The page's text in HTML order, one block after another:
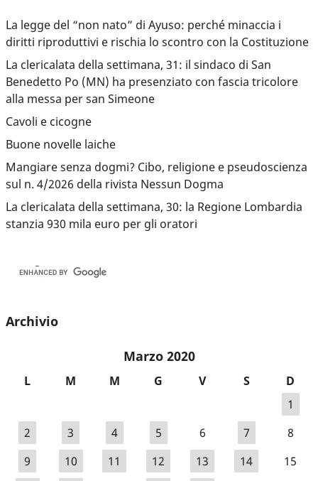
La legge del “non nato” di Ayuso: perché minaccia i
diritti riproduttivi e rischia lo scontro con la Costituzione
La clericalata della settimana, 31: il sindaco di San
Benedetto Po (MN) ha presenziato con fascia tricolore
alla messa per san Simeone
Cavoli e cicogne
Buone novelle laiche
Mangiare senza dogmi? Cibo, religione e pseudoscienza
sul n. 4/2026 della rivista Nessun Dogma
La clericalata della settimana, 30: la Regione Lombardia
stanzia 930 mila euro per gli oratori
Archivio
Marzo 2020
L M M G V S
D
1
2
3 4 5 6 7
8
9
10 11 12 13 14
15